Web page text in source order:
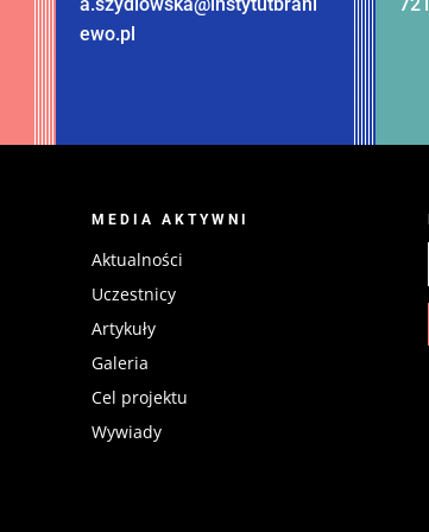
a.szydlowska@instytutbrani
ewo.pl
721
MEDIA AKTYWNI
Aktualności
Uczestnicy
Artykuły
Galeria
Cel projektu
Wywiady